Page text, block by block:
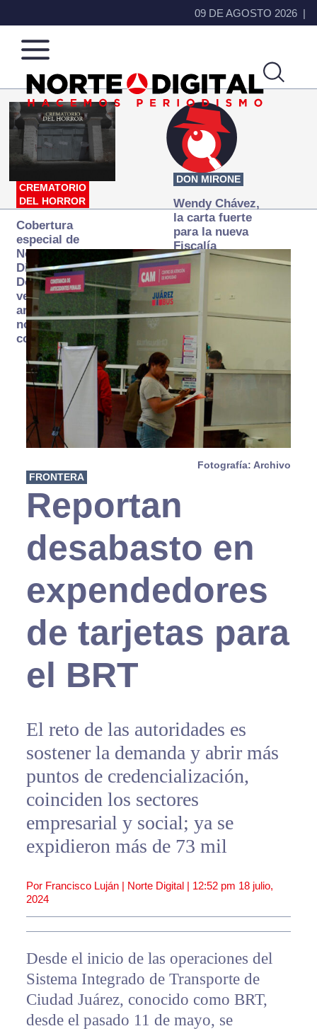
09 DE AGOSTO 2026
Norte
de
Ciudad
Más
que
noticias,
hacemos periodismo
CREMATORIO
DEL HORROR
Cobertura
especial de
Norte
Digital:
Donde la
verdad
arde… pero
no se
consume
DON MIRONE
Wendy Chávez,
la carta fuerte
para la nueva
Fiscalía
autónoma
Fotografía: Archivo
FRONTERA
Reportan
desabasto en
expendedores
de tarjetas para
el BRT
El reto de las autoridades es
sostener la demanda y abrir más
puntos de credencialización,
coinciden los sectores
empresarial y social; ya se
expidieron más de 73 mil
Por Francisco Luján | Norte Digital | 12:52 pm 18 julio,
2024
Desde el inicio de las operaciones del
Sistema Integrado de Transporte de
Ciudad Juárez, conocido como BRT,
desde el pasado 11 de mayo, se